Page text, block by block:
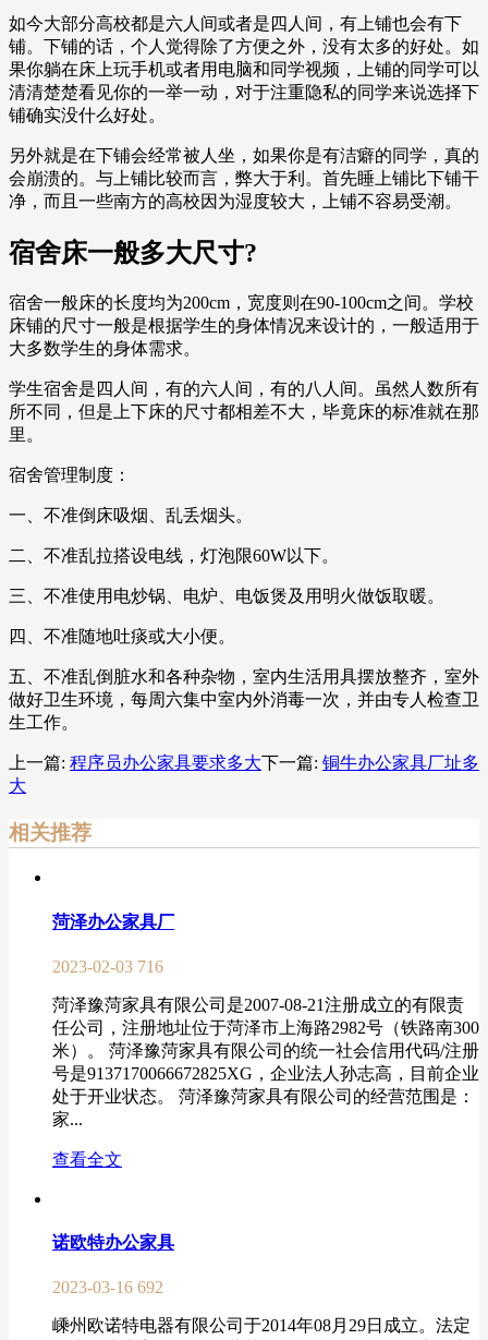
如今大部分高校都是六人间或者是四人间，有上铺也会有下
铺。下铺的话，个人觉得除了方便之外，没有太多的好处。如
果你躺在床上玩手机或者用电脑和同学视频，上铺的同学可以
清清楚楚看见你的一举一动，对于注重隐私的同学来说选择下
铺确实没什么好处。
另外就是在下铺会经常被人坐，如果你是有洁癖的同学，真的
会崩溃的。与上铺比较而言，弊大于利。首先睡上铺比下铺干
净，而且一些南方的高校因为湿度较大，上铺不容易受潮。
宿舍床一般多大尺寸?
宿舍一般床的长度均为200cm，宽度则在90-100cm之间。学校
床铺的尺寸一般是根据学生的身体情况来设计的，一般适用于
大多数学生的身体需求。
学生宿舍是四人间，有的六人间，有的八人间。虽然人数所有
所不同，但是上下床的尺寸都相差不大，毕竟床的标准就在那
里。
宿舍管理制度：
一、不准倒床吸烟、乱丢烟头。
二、不准乱拉搭设电线，灯泡限60W以下。
三、不准使用电炒锅、电炉、电饭煲及用明火做饭取暖。
四、不准随地吐痰或大小便。
五、不准乱倒脏水和各种杂物，室内生活用具摆放整齐，室外
做好卫生环境，每周六集中室内外消毒一次，并由专人检查卫
生工作。
上一篇: 程序员办公家具要求多大下一篇: 铜牛办公家具厂址多
大
相关推荐
菏泽办公家具厂
2023-02-03 716
菏泽豫菏家具有限公司是2007-08-21注册成立的有限责
任公司，注册地址位于菏泽市上海路2982号（铁路南300
米）。 菏泽豫菏家具有限公司的统一社会信用代码/注册
号是9137170066672825XG，企业法人孙志高，目前企业
处于开业状态。 菏泽豫菏家具有限公司的经营范围是：
家...
查看全文
诺欧特办公家具
2023-03-16 692
嵊州欧诺特电器有限公司于2014年08月29日成立。法定